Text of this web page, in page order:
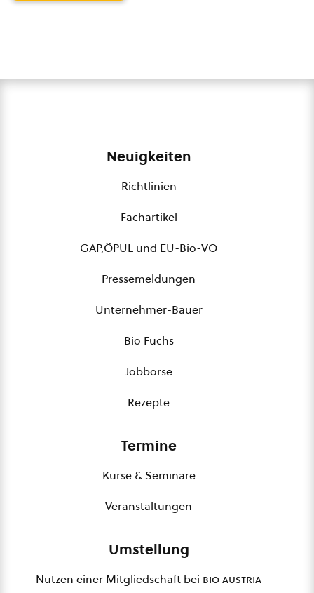
Neuigkeiten
Richtlinien
Fachartikel
GAP,ÖPUL und EU-Bio-VO
Pressemeldungen
Unternehmer-Bauer
Bio Fuchs
Jobbörse
Rezepte
Termine
Kurse & Seminare
Veranstaltungen
Umstellung
Nutzen einer Mitgliedschaft bei bio austria